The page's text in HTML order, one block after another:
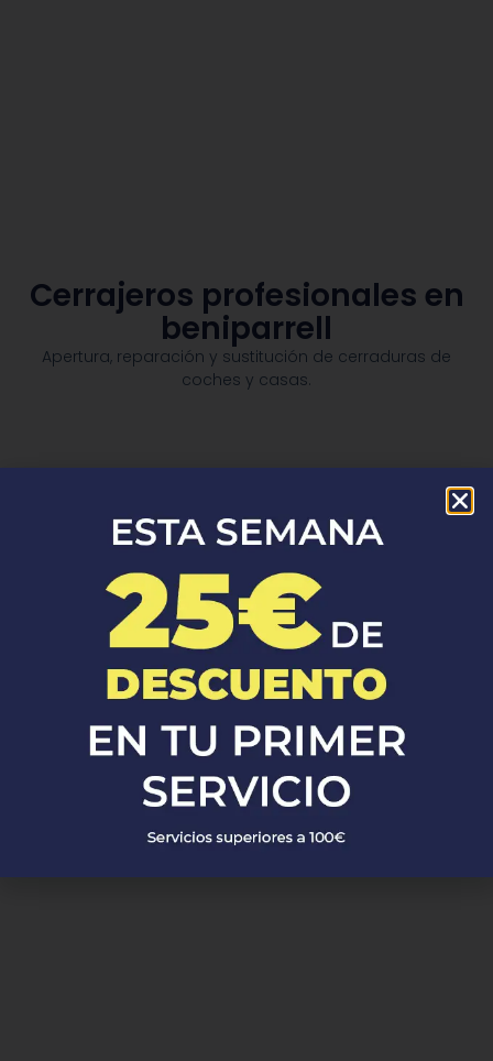
Cerrajeros profesionales en
beniparrell
Apertura, reparación y sustitución de cerraduras de
coches y casas.​